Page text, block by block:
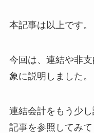
本記事は以上です。
今回は、連結や非
象に説明しました。
連結会計をもう少
記事を参照してみて